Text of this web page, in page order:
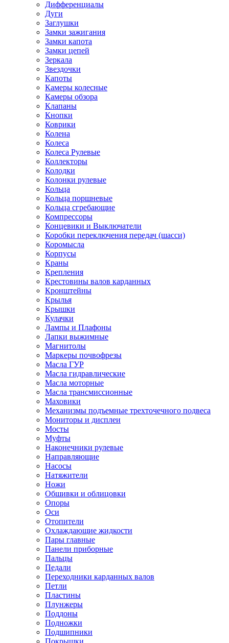
Дифференциалы
Дуги
Заглушки
Замки зажигания
Замки капота
Замки цепей
Зеркала
Звездочки
Капоты
Камеры колесные
Камеры обзора
Клапаны
Кнопки
Коврики
Колена
Колеса
Колеса Рулевые
Коллекторы
Колодки
Колонки рулевые
Кольца
Кольца поршневые
Кольца сгребающие
Компрессоры
Концевики и Выключатели
Коробки переключения передач (шасси)
Коромысла
Корпусы
Краны
Крепления
Крестовины валов карданных
Кронштейны
Крылья
Крышки
Кулачки
Лампы и Плафоны
Лапки выжимные
Магнитолы
Маркеры почвофрезы
Масла ГУР
Масла гидравлические
Масла моторные
Масла трансмиссионные
Маховики
Механизмы подъемные трехточечного подвеса
Мониторы и дисплеи
Мосты
Муфты
Наконечники рулевые
Направляющие
Насосы
Натяжители
Ножи
Обшивки и облицовки
Опоры
Оси
Отопители
Охлаждающие жидкости
Пары главные
Панели приборные
Пальцы
Педали
Переходники карданных валов
Петли
Пластины
Плунжеры
Поддоны
Подножки
Подшипники
Покрышки